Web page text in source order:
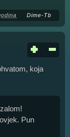
Dime-Tb
koja
Pun